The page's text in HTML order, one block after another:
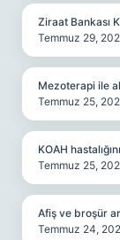
Ziraat Bankası
Temmuz 29,
Mezoterapi ile
Temmuz 25,
KOAH
Temmuz 25,
Afiş ve broşür
Temmuz 24,